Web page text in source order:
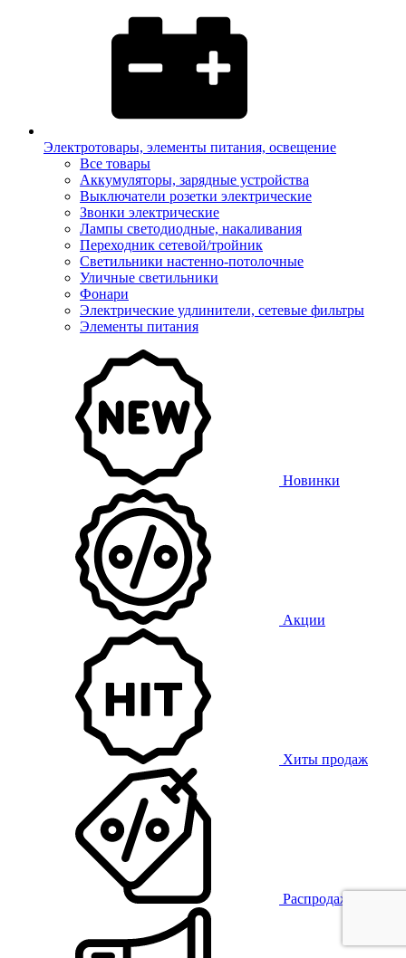
Электротовары, элементы питания, освещение
Все товары
Аккумуляторы, зарядные устройства
Выключатели розетки электрические
Звонки электрические
Лампы светодиодные, накаливания
Переходник сетевой/тройник
Светильники настенно-потолочные
Уличные светильники
Фонари
Электрические удлинители, сетевые фильтры
Элементы питания
Новинки
Акции
Хиты продаж
Распродажа